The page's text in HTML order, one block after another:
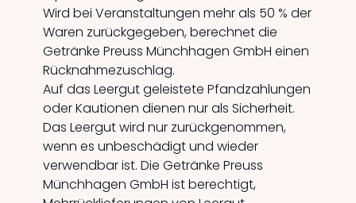
Wird bei Veranstaltungen mehr als 50 % der
Waren zurückgegeben, berechnet die
Getränke Preuss Münchhagen GmbH einen
Rücknahmezuschlag.
Auf das Leergut geleistete Pfandzahlungen
oder Kautionen dienen nur als Sicherheit.
Das Leergut wird nur zurückgenommen,
wenn es unbeschädigt und wieder
verwendbar ist. Die Getränke Preuss
Münchhagen GmbH ist berechtigt,